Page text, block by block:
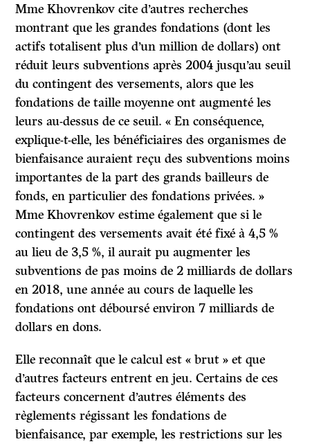
Mme Khovrenkov cite d’autres recherches
montrant que les grandes fondations (dont les
actifs totalisent plus d’un million de dollars) ont
réduit leurs subventions après 2004 jusqu’au seuil
du contingent des versements, alors que les
fondations de taille moyenne ont augmenté les
leurs au-dessus de ce seuil. « En conséquence,
explique-t-elle, les bénéficiaires des organismes de
bienfaisance auraient reçu des subventions moins
importantes de la part des grands bailleurs de
fonds, en particulier des fondations privées. »
Mme Khovrenkov estime également que si le
contingent des versements avait été fixé à 4,5 %
au lieu de 3,5 %, il aurait pu augmenter les
subventions de pas moins de 2 milliards de dollars
en 2018, une année au cours de laquelle les
fondations ont déboursé environ 7 milliards de
dollars en dons.
Elle reconnaît que le calcul est « brut » et que
d’autres facteurs entrent en jeu. Certains de ces
facteurs concernent d’autres éléments des
règlements régissant les fondations de
bienfaisance, par exemple, les restrictions sur les